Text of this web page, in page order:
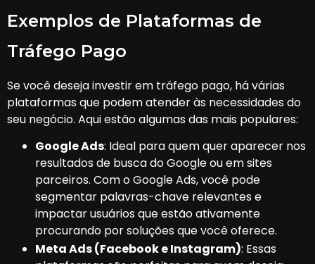
Exemplos de Plataformas de
Tráfego Pago
Se você deseja investir em tráfego pago, há várias
plataformas que podem atender às necessidades do
seu negócio. Aqui estão algumas das mais populares:
Google Ads: Ideal para quem quer aparecer nos
resultados de busca do Google ou em sites
parceiros. Com o Google Ads, você pode
segmentar palavras-chave relevantes e
impactar usuários que estão ativamente
procurando por soluções que você oferece.
Meta Ads (Facebook e Instagram): Essas